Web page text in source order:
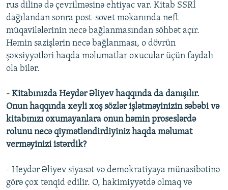
rus dilinə də çevrilməsinə ehtiyac var. Kitab SSRİ
dağılandan sonra post-sovet məkanında neft
müqavilələrinin necə bağlanmasından söhbət açır.
Həmin sazişlərin necə bağlanması, o dövrün
şəxsiyyətləri haqda məlumatlar oxucular üçün faydalı
ola bilər.
- Kitabınızda Heydər Əliyev haqqında da danışılır.
Onun haqqında xeyli xoş sözlər işlətməyinizin səbəbi və
kitabınızı oxumayanlara onun həmin proseslərdə
rolunu necə qiymətləndirdiyiniz haqda məlumat
verməyinizi istərdik?
- Heydər Əliyev siyasət və demokratiyaya münasibətinə
görə çox tənqid edilir. O, hakimiyyətdə olmaq və